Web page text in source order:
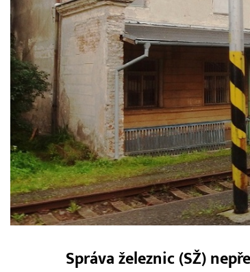
Správa železnic (SŽ)